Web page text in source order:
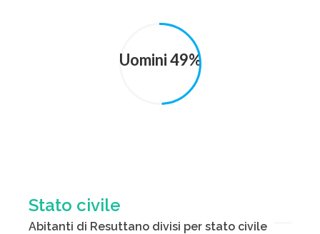
Uomini 49%
Stato civile
Abitanti di Resuttano divisi per stato civile